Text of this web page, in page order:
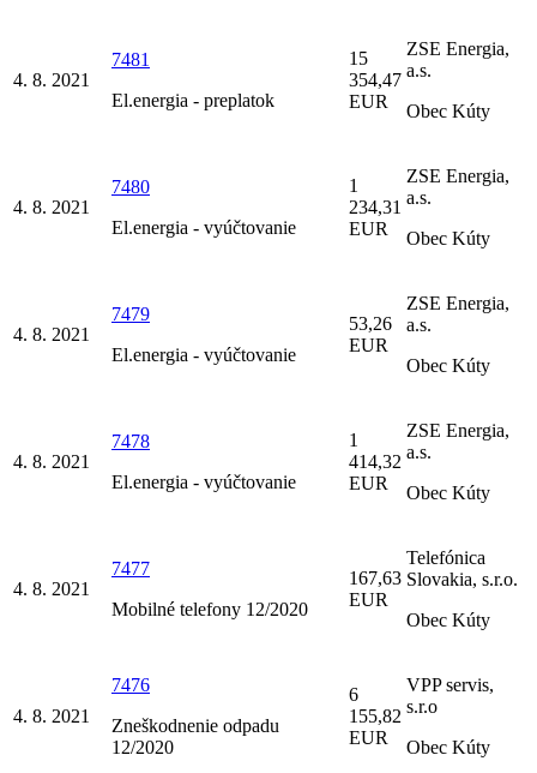
4. 8. 2021
7481
El.energia - preplatok
15
354,47
EUR
ZSE Energia,
a.s.
Obec Kúty
4. 8. 2021
7480
El.energia - vyúčtovanie
1
234,31
EUR
ZSE Energia,
a.s.
Obec Kúty
4. 8. 2021
7479
El.energia - vyúčtovanie
53,26
EUR
ZSE Energia,
a.s.
Obec Kúty
4. 8. 2021
7478
El.energia - vyúčtovanie
1
414,32
EUR
ZSE Energia,
a.s.
Obec Kúty
4. 8. 2021
7477
Mobilné telefony 12/2020
167,63
EUR
Telefónica
Slovakia, s.r.o.
Obec Kúty
4. 8. 2021
7476
Zneškodnenie odpadu
12/2020
6
155,82
EUR
VPP servis,
s.r.o
Obec Kúty